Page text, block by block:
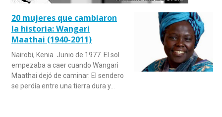
20 mujeres que cambiaron
la historia: Wangari
Maathai (1940-2011)
Nairobi, Kenia. Junio de 1977. El sol
empezaba a caer cuando Wangari
Maathai dejó de caminar. El sendero
se perdía entre una tierra dura y…